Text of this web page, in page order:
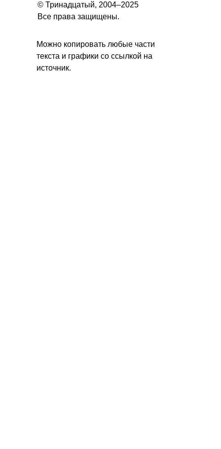
© Тринадцатый, 2004–2025
Все права защищены.
Можно копировать любые части
текста и графики со ссылкой на
источник.